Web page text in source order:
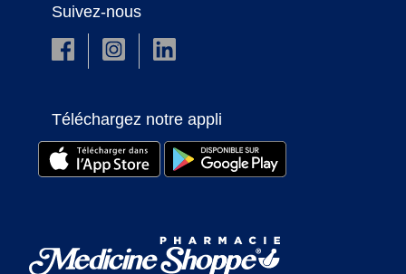
Suivez-nous
Téléchargez notre appli